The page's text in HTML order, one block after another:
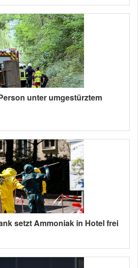
unter umgestürztem
setzt Ammoniak in Hotel frei